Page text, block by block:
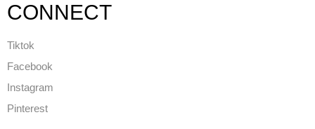
CONNECT
Tiktok
Facebook
Instagram
Pinterest